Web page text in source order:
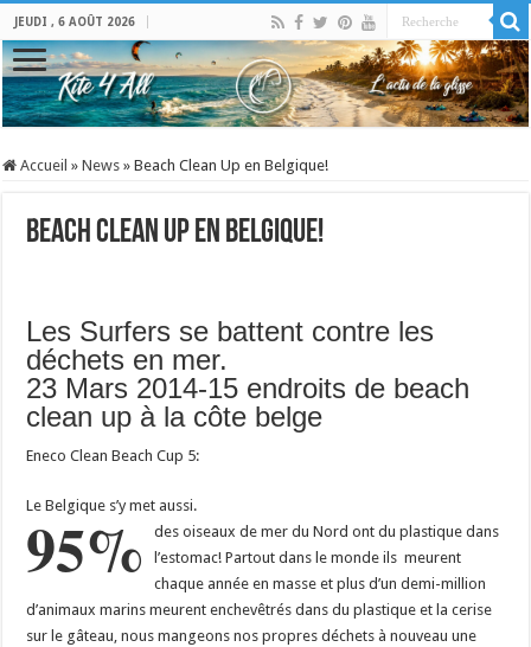
JEUDI , 6 AOÛT 2026
Accueil » News » Beach Clean Up en Belgique!
Beach Clean Up en Belgique!
Les Surfers se battent contre les
déchets en mer.
23 Mars 2014-15 endroits de beach
clean up à la côte belge
Eneco Clean Beach Cup 5:
Le Belgique s’y met aussi.
95%
des oiseaux de mer du Nord ont du plastique dans
l’estomac! Partout dans le monde ils meurent
chaque année en masse et plus d’un demi-million
d’animaux marins meurent enchevêtrés dans du plastique et la cerise
sur le gâteau, nous mangeons nos propres déchets à nouveau une